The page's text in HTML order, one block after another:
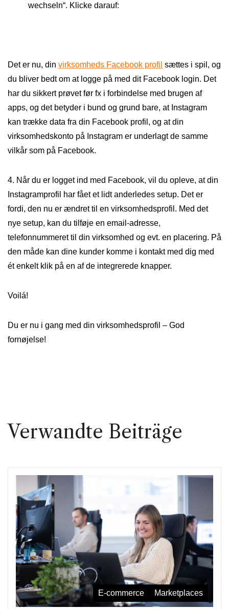
wechseln“. Klicke darauf:
Det er nu, din virksomheds Facebook profil sættes i spil, og
du bliver bedt om at logge på med dit Facebook login. Det
har du sikkert prøvet før fx i forbindelse med brugen af
apps, og det betyder i bund og grund bare, at Instagram
kan trække data fra din Facebook profil, og at din
virksomhedskonto på Instagram er underlagt de samme
vilkår som på Facebook.
4. Når du er logget ind med Facebook, vil du opleve, at din
Instagramprofil har fået et lidt anderledes setup. Det er
fordi, den nu er ændret til en virksomhedsprofil. Med det
nye setup, kan du tilføje en email-adresse,
telefonnummeret til din virksomhed og evt. en placering. På
den måde kan dine kunder komme i kontakt med dig med
ét enkelt klik på en af de integrerede knapper.
Voilá!
Du er nu i gang med din virksomhedsprofil – God
fornøjelse!
Verwandte Beiträge
E-commerce Marketplaces